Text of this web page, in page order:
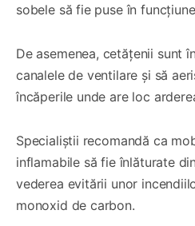
sobele să fie puse în
De asemenea, cetățenii sunt
canalele de ventilare și să
încăperile unde are loc
Specialiștii recomandă ca
inflamabile să fie înlăturate
vederea evitării unor
monoxid de carbon.